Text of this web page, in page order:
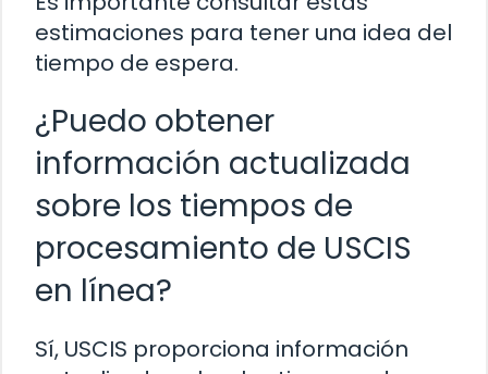
estimaciones para tener una idea del
tiempo de espera.
¿Puedo obtener
información actualizada
sobre los tiempos de
procesamiento de USCIS
en línea?
Sí, USCIS proporciona información